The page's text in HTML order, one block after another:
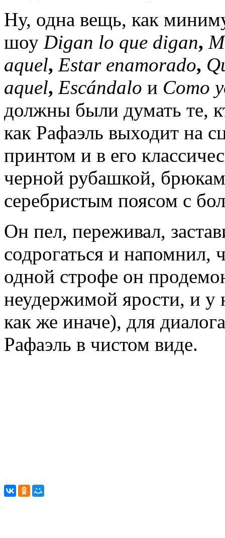
Ну, одна вещь, как
шоу Digan lo que digan,
aquel, Estar enamorado,
aquel, Escándalo и Como
должны были думать те,
как Рафаэль выходит на
принтом и в его
черной рубашкой,
серебристым поясом с
Он пел, переживал,
содрогаться и напомнил,
одной строфе он
неудержимой ярости, и у
как же иначе), для
Рафаэль в чистом виде.